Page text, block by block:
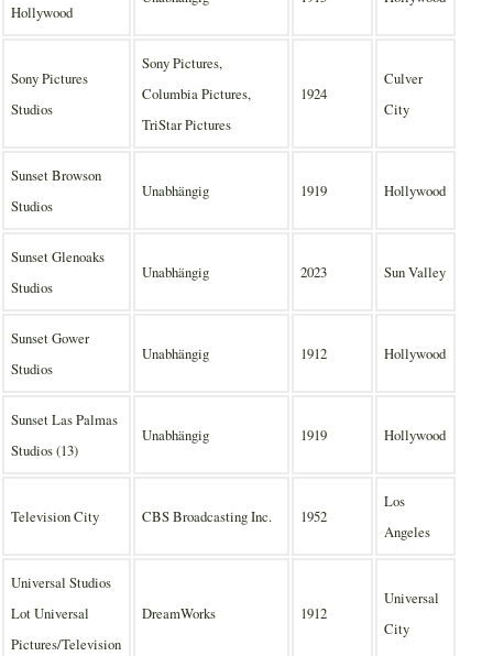
Hollywood
Sony Pictures
Studios
Sony Pictures,
Columbia Pictures,
TriStar Pictures
1924
Culver
City
Sunset Browson
Studios
Unabhängig 1919 Hollywood
Sunset Glenoaks
Studios
Unabhängig 2023 Sun Valley
Sunset Gower
Studios
Unabhängig 1912 Hollywood
Sunset Las Palmas
Studios (13)
Unabhängig 1919 Hollywood
Television City CBS Broadcasting Inc. 1952
Los
Angeles
Universal Studios
Lot Universal
Pictures/Television
DreamWorks 1912
Universal
City